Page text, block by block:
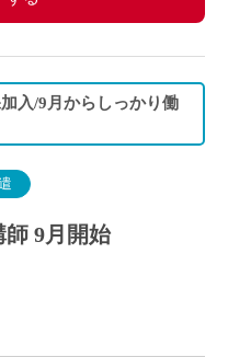
入/9月からしっかり働
9月開始